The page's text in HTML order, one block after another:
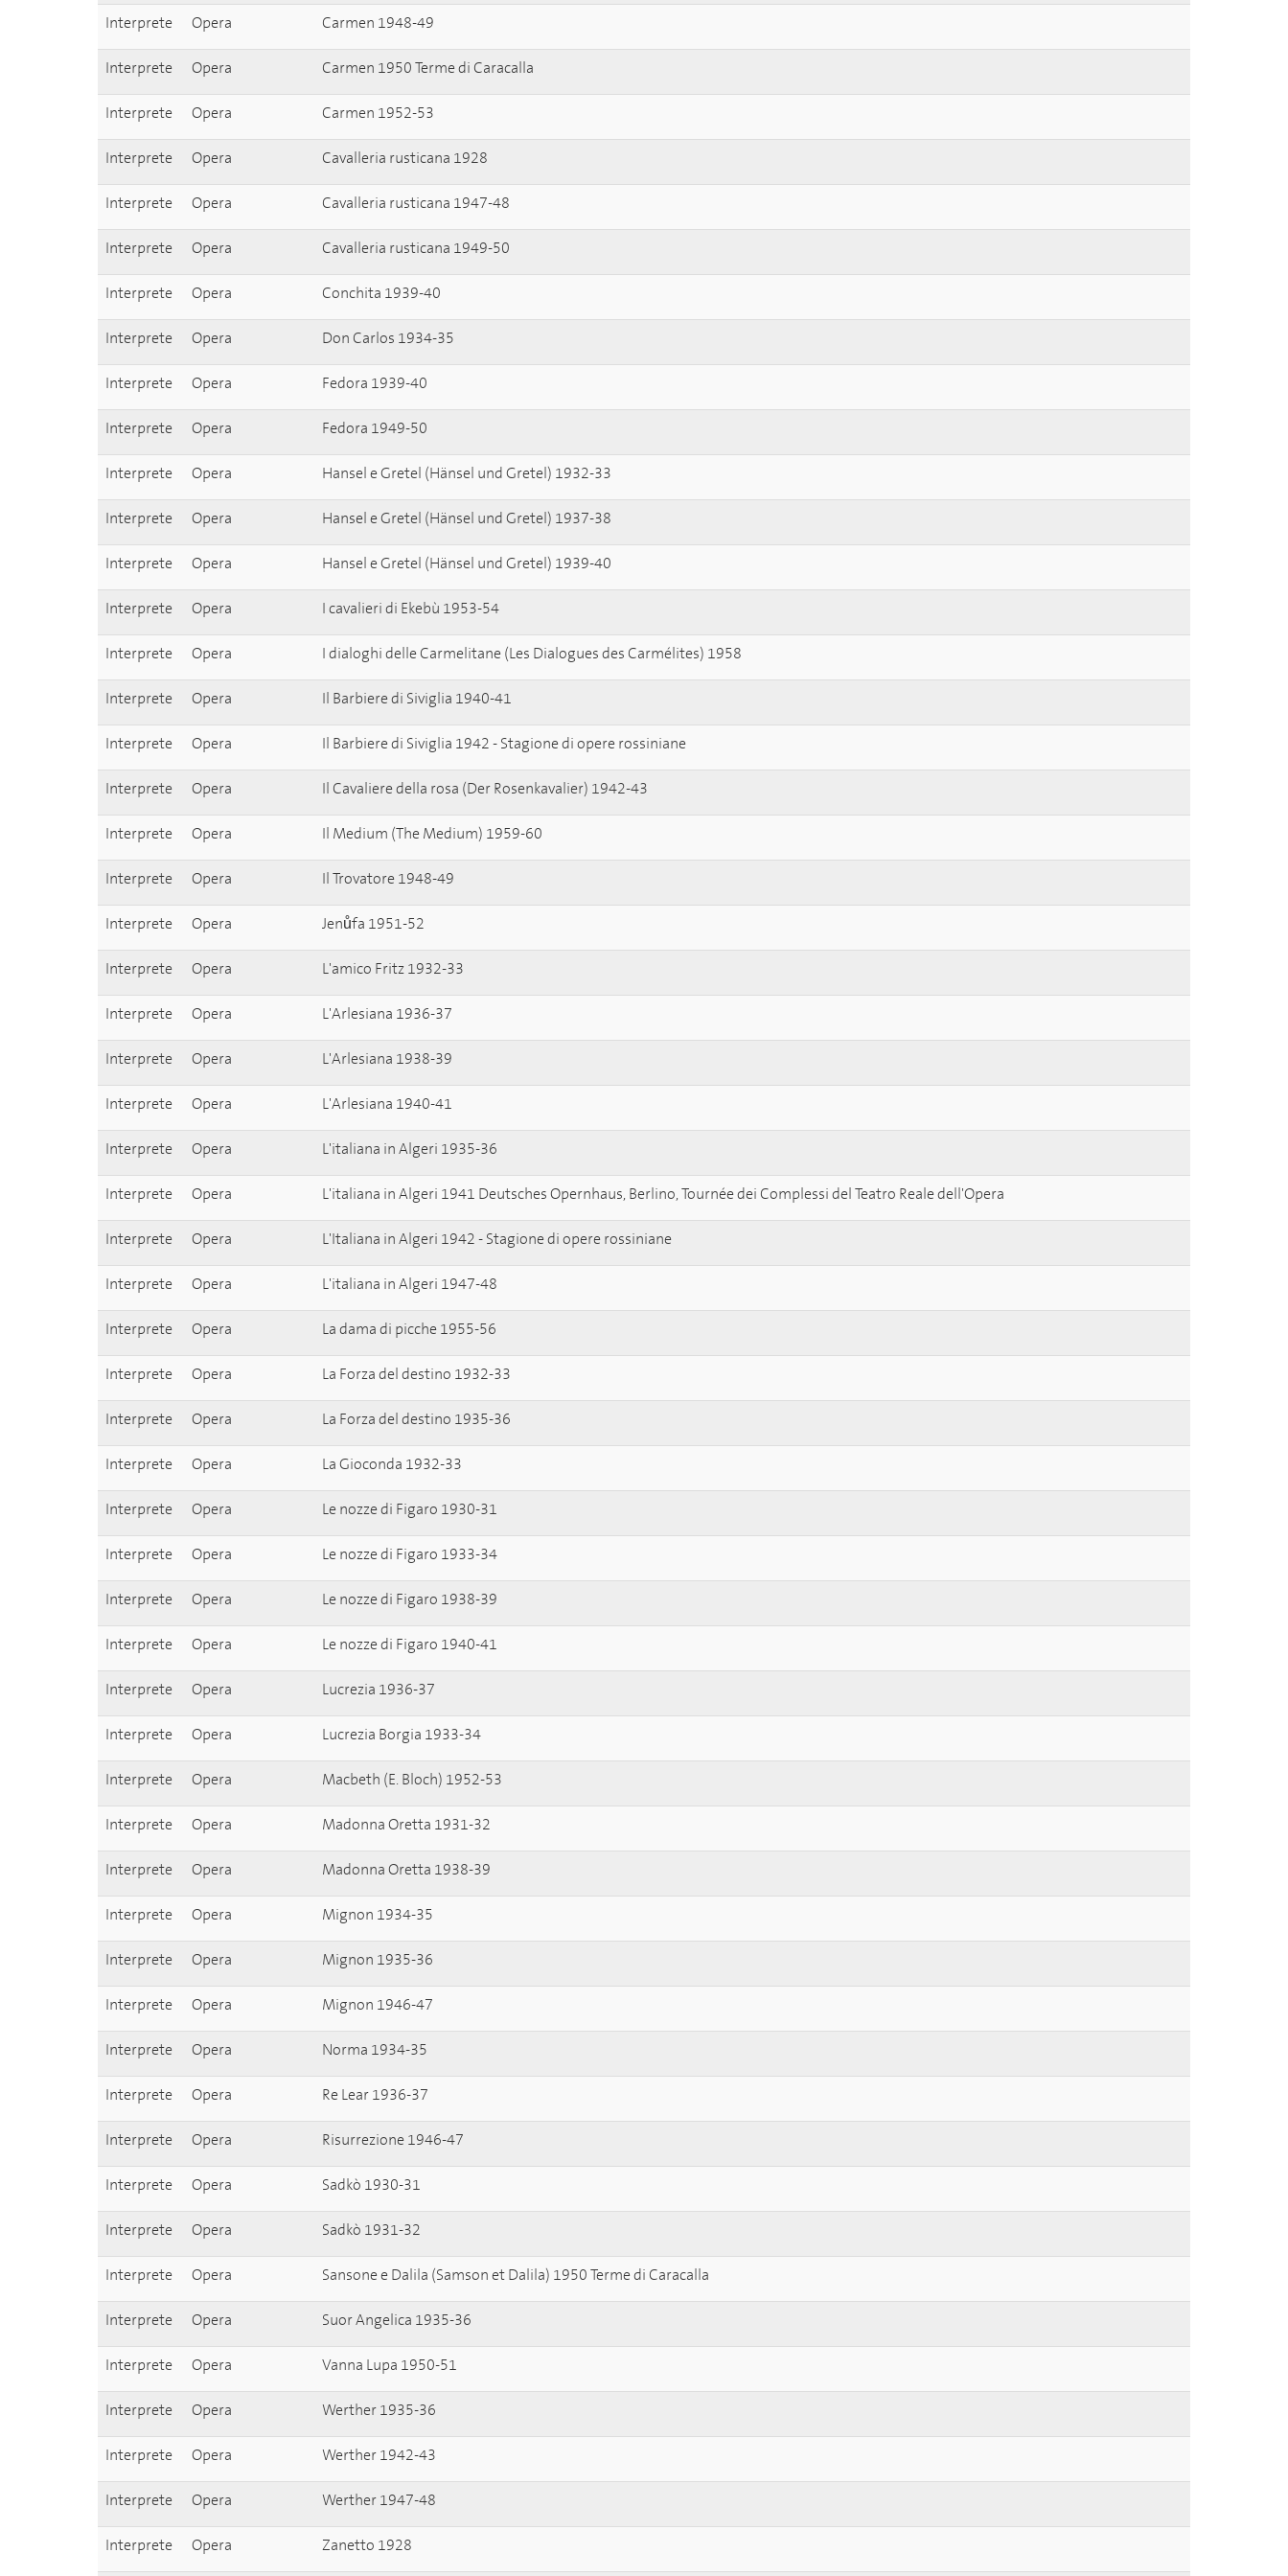
Interprete Opera Carmen 1948-49
Interprete Opera Carmen 1950 Terme di Caracalla
Interprete Opera Carmen 1952-53
Interprete Opera Cavalleria rusticana 1928
Interprete Opera Cavalleria rusticana 1947-48
Interprete Opera Cavalleria rusticana 1949-50
Interprete Opera Conchita 1939-40
Interprete Opera Don Carlos 1934-35
Interprete Opera Fedora 1939-40
Interprete Opera Fedora 1949-50
Interprete Opera Hansel e Gretel (Hänsel und Gretel) 1932-33
Interprete Opera Hansel e Gretel (Hänsel und Gretel) 1937-38
Interprete Opera Hansel e Gretel (Hänsel und Gretel) 1939-40
Interprete Opera I cavalieri di Ekebù 1953-54
Interprete Opera I dialoghi delle Carmelitane (Les Dialogues des Carmélites) 1958
Interprete Opera Il Barbiere di Siviglia 1940-41
Interprete Opera Il Barbiere di Siviglia 1942 - Stagione di opere rossiniane
Interprete Opera Il Cavaliere della rosa (Der Rosenkavalier) 1942-43
Interprete Opera Il Medium (The Medium) 1959-60
Interprete Opera Il Trovatore 1948-49
Interprete Opera Jenůfa 1951-52
Interprete Opera L'amico Fritz 1932-33
Interprete Opera L'Arlesiana 1936-37
Interprete Opera L'Arlesiana 1938-39
Interprete Opera L'Arlesiana 1940-41
Interprete Opera L'italiana in Algeri 1935-36
Interprete Opera L'italiana in Algeri 1941 Deutsches Opernhaus, Berlino, Tournée dei Complessi del Teatro Reale dell'Opera
Interprete Opera L'Italiana in Algeri 1942 - Stagione di opere rossiniane
Interprete Opera L'italiana in Algeri 1947-48
Interprete Opera La dama di picche 1955-56
Interprete Opera La Forza del destino 1932-33
Interprete Opera La Forza del destino 1935-36
Interprete Opera La Gioconda 1932-33
Interprete Opera Le nozze di Figaro 1930-31
Interprete Opera Le nozze di Figaro 1933-34
Interprete Opera Le nozze di Figaro 1938-39
Interprete Opera Le nozze di Figaro 1940-41
Interprete Opera Lucrezia 1936-37
Interprete Opera Lucrezia Borgia 1933-34
Interprete Opera Macbeth (E. Bloch) 1952-53
Interprete Opera Madonna Oretta 1931-32
Interprete Opera Madonna Oretta 1938-39
Interprete Opera Mignon 1934-35
Interprete Opera Mignon 1935-36
Interprete Opera Mignon 1946-47
Interprete Opera Norma 1934-35
Interprete Opera Re Lear 1936-37
Interprete Opera Risurrezione 1946-47
Interprete Opera Sadkò 1930-31
Interprete Opera Sadkò 1931-32
Interprete Opera Sansone e Dalila (Samson et Dalila) 1950 Terme di Caracalla
Interprete Opera Suor Angelica 1935-36
Interprete Opera Vanna Lupa 1950-51
Interprete Opera Werther 1935-36
Interprete Opera Werther 1942-43
Interprete Opera Werther 1947-48
Interprete Opera Zanetto 1928